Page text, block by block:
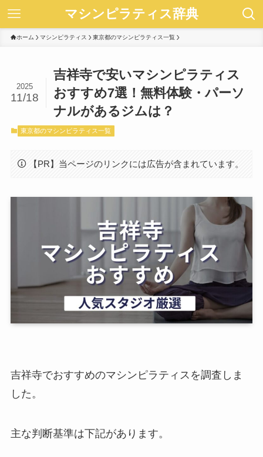
マシンピラティス辞典
ホーム マシンピラティス 東京都のマシンピラティス一覧
吉祥寺で安いマシンピラティス
おすすめ7選！無料体験・パーソ
ナルがあるジムは？
2025
11/18
東京都のマシンピラティス一覧
【PR】当ページのリンクには広告が含まれています。
吉祥寺でおすすめのマシンピラティスを調査しま
した。
主な判断基準は下記があります。